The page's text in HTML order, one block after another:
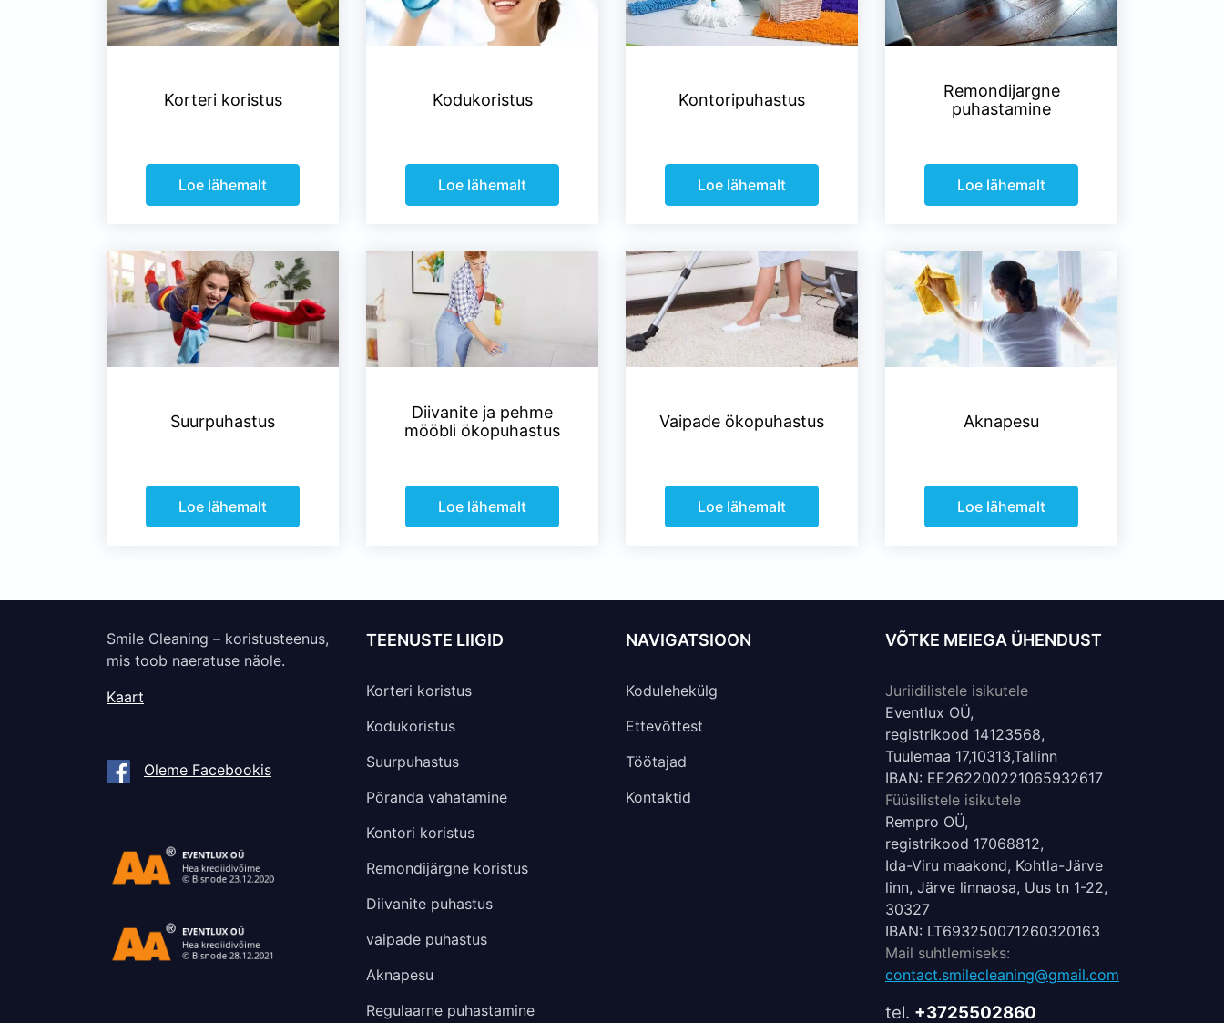
Korteri koristus
Loe lähemalt
Kodukoristus
Loe lähemalt
Kontoripuhastus
Loe lähemalt
Remondijargne
puhastamine
Loe lähemalt
Suurpuhastus
Loe lähemalt
Diivanite ja pehme
mööbli ökopuhastus
Loe lähemalt
Vaipade ökopuhastus
Loe lähemalt
Aknapesu
Loe lähemalt
Smile Cleaning – koristusteenus,
mis toob naeratuse näole.
Kaart
Oleme Facebookis
TEENUSTE LIIGID
Korteri koristus
Kodukoristus
Suurpuhastus
Põranda vahatamine
Kontori koristus
Remondijärgne koristus
Diivanite puhastus
vaipade puhastus
Aknapesu
Regulaarne puhastamine
NAVIGATSIOON
Kodulehekülg
Ettevõttest
Töötajad
Kontaktid
VÕTKE MEIEGA ÜHENDUST
Juriidilistele isikutele
Eventlux OÜ,
registrikood 14123568,
Tuulemaa 17,10313,Tallinn
IBAN: EE262200221065932617
Füüsilistele isikutele
Rempro OÜ,
registrikood 17068812,
Ida-Viru maakond, Kohtla-Järve
linn, Järve linnaosa, Uus tn 1-22,
30327
IBAN: LT693250071260320163
Mail suhtlemiseks:
contact.smilecleaning@gmail.com
tel. +3725502860